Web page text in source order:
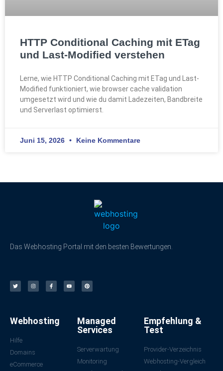
HTTP Conditional Caching mit ETag
und Last-Modified verstehen
Lerne, wie HTTP Conditional Caching mit ETag und Last-
Modified funktioniert, wie browser cache validation
umgesetzt wird und wie du damit Ladezeiten, Bandbreite
und Serverlast optimierst.
Juni 15, 2026 Keine Kommentare
Das Webhosting Portal mit den besten Bewertungen.
Webhosting
Hilfe
Domains
eCommerce
Managed
Services
Serverwartung
Monitoring
Empfehlung &
Test
Provider-Verzeichnis
Webhosting-Vergleich